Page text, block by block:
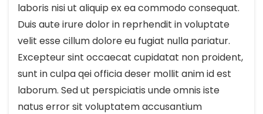
laboris nisi ut aliquip ex ea commodo consequat.
Duis aute irure dolor in reprhendit in voluptate
velit esse cillum dolore eu fugiat nulla pariatur.
Excepteur sint occaecat cupidatat non proident,
sunt in culpa qei officia deser mollit anim id est
laborum. Sed ut perspiciatis unde omnis iste
natus error sit voluptatem accusantium